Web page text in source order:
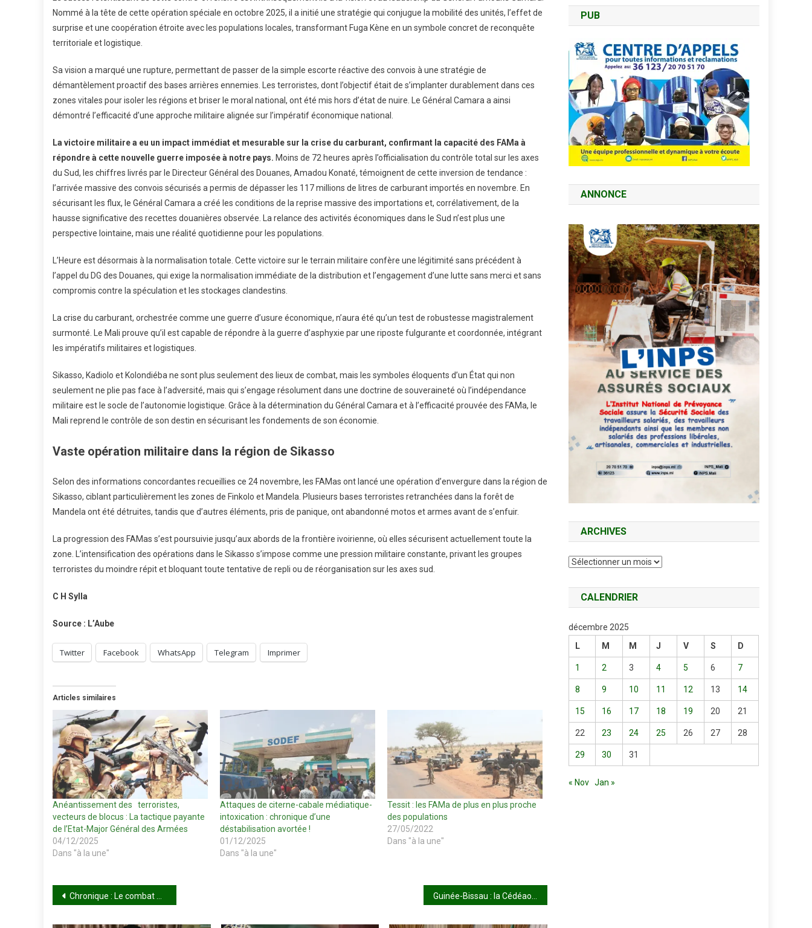
Nommé à la tête de cette opération spéciale en octobre 2025, il a initié une stratégie qui conjugue la mobilité des unités, l’effet de
surprise et une coopération étroite avec les populations locales, transformant Fuga Kène en un symbole concret de reconquête
territoriale et logistique.
Sa vision a marqué une rupture, permettant de passer de la simple escorte réactive des convois à une stratégie de
démantèlement proactif des bases arrières ennemies. Les terroristes, dont l’objectif était de s’implanter durablement dans ces
zones vitales pour isoler les régions et briser le moral national, ont été mis hors d’état de nuire. Le Général Camara a ainsi
démontré l’efficacité d’une approche militaire alignée sur l’impératif économique national.
La victoire militaire a eu un impact immédiat et mesurable sur la crise du carburant, confirmant la capacité des FAMa à
répondre à cette nouvelle guerre imposée à notre pays. Moins de 72 heures après l’officialisation du contrôle total sur les axes
du Sud, les chiffres livrés par le Directeur Général des Douanes, Amadou Konaté, témoignent de cette inversion de tendance :
l’arrivée massive des convois sécurisés a permis de dépasser les 117 millions de litres de carburant importés en novembre. En
sécurisant les flux, le Général Camara a créé les conditions de la reprise massive des importations et, corrélativement, de la
hausse significative des recettes douanières observée. La relance des activités économiques dans le Sud n’est plus une
perspective lointaine, mais une réalité quotidienne pour les populations.
L’Heure est désormais à la normalisation totale. Cette victoire sur le terrain militaire confère une légitimité sans précédent à
l’appel du DG des Douanes, qui exige la normalisation immédiate de la distribution et l’engagement d’une lutte sans merci et sans
compromis contre la spéculation et les stockages clandestins.
La crise du carburant, orchestrée comme une guerre d’usure économique, n’aura été qu’un test de robustesse magistralement
surmonté. Le Mali prouve qu’il est capable de répondre à la guerre d’asphyxie par une riposte fulgurante et coordonnée, intégrant
les impératifs militaires et logistiques.
Sikasso, Kadiolo et Kolondiéba ne sont plus seulement des lieux de combat, mais les symboles éloquents d’un État qui non
seulement ne plie pas face à l’adversité, mais qui s’engage résolument dans une doctrine de souveraineté où l’indépendance
militaire est le socle de l’autonomie logistique. Grâce à la détermination du Général Camara et à l’efficacité prouvée des FAMa, le
Mali reprend le contrôle de son destin en sécurisant les fondements de son économie.
Vaste opération militaire dans la région de Sikasso
​Selon des informations concordantes recueillies ce 24 novembre, les FAMas ont lancé une opération d’envergure dans la région de
Sikasso, ciblant particulièrement les zones de Finkolo et Mandela. Plusieurs bases terroristes retranchées dans la forêt de
Mandela ont été détruites, tandis que d’autres éléments, pris de panique, ont abandonné motos et armes avant de s’enfuir.
​La progression des FAMas s’est poursuivie jusqu’aux abords de la frontière ivoirienne, où elles sécurisent actuellement toute la
zone. L’intensification des opérations dans le Sikasso s’impose comme une pression militaire constante, privant les groupes
terroristes du moindre répit et bloquant toute tentative de repli ou de réorganisation sur les axes sud.
C H Sylla
Source : L’Aube
Twitter Facebook WhatsApp Telegram Imprimer
Articles similaires
Anéantissement des terroristes,
vecteurs de blocus : La tactique payante
de l’Etat-Major Général des Armées
04/12/2025
Dans "à la une"
Attaques de citerne-cabale médiatique-
intoxication : chronique d’une
déstabilisation avortée !
01/12/2025
Dans "à la une"
Tessit : les FAMa de plus en plus proche
des populations
27/05/2022
Dans "à la une"
Navigation
de
Chronique : Le combat pour la dignité
PUB
ANNONCE
ARCHIVES
Archives
CALENDRIER
décembre 2025
L
M M J V S D
1 2 3 4 5 6 7
8 9 10 11 12 13 14
15 16 17 18 19 20 21
22 23 24 25 26 27 28
29 30 31
« Nov Jan »